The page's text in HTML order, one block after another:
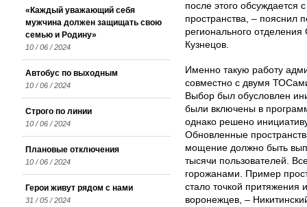
после этого обсуждается
пространства, – пояснил
регионального
Кузнецов.
Именно такую работу
совместно с двумя
Выбор был обусловлен
были включены в
однако решено
Обновленные
мощение должно быть
тысячи пользователей.
горожанами. Пример
стало точкой
воронежцев, –
«Каждый уважающий себя
мужчина должен защищать свою
семью и Родину»
10 / 06 / 2024
Автобус по выходным
10 / 06 / 2024
Строго по линии
10 / 06 / 2024
Плановые отключения
10 / 06 / 2024
Герои живут рядом с нами
31 / 05 / 2024